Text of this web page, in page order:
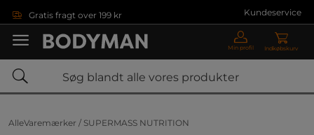
Gratis fragt over 199 kr Kundeservice
Min profil Indkøbskurv
AlleVaremærker / SUPERMASS NUTRITION